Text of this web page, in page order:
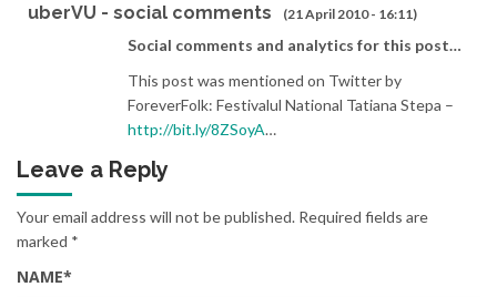
uberVU - social comments (21 April 2010 - 16:11)
Social comments and analytics for this post…
This post was mentioned on Twitter by
ForeverFolk: Festivalul National Tatiana Stepa –
http://bit.ly/8ZSoyA…
Leave a Reply
Your email address will not be published. Required fields are
marked *
NAME*